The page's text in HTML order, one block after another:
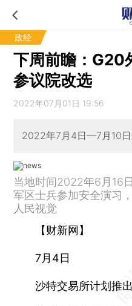
政经
下周前瞻：G20
参议院改选
2022年07月01日 19:56
2022年7月4日—7月10日
当地时间2022年6月16
军区士兵参加安全演习
人民视觉
【财新网】
7月4日
沙特交易所计划推